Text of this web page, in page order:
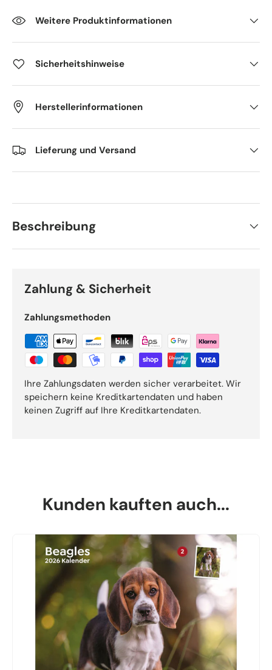
Weitere Produktinformationen
Sicherheitshinweise
Herstellerinformationen
Lieferung und Versand
Beschreibung
Zahlung & Sicherheit
Zahlungsmethoden
Ihre Zahlungsdaten werden sicher verarbeitet. Wir
speichern keine Kreditkartendaten und haben
keinen Zugriff auf Ihre Kreditkartendaten.
Kunden kauften auch...